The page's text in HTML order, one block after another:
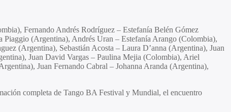
Fernando Andrés Rodríguez – Estefanía Belén Gómez
(Argentina), Andrés Uran – Estefanía Arango (Colombia),
(Argentina), Sebastián Acosta – Laura D’anna (Argentina), Juan
Juan David Vargas – Paulina Mejia (Colombia), Ariel
Juan Fernando Cabral – Johanna Aranda (Argentina),
completa de Tango BA Festival y Mundial, el encuentro